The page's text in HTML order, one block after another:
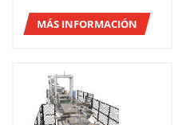
MÁS INFORMACIÓN